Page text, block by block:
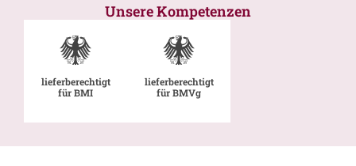
Unsere Kompetenzen
lieferberechtigt
für BMI
lieferberechtigt
für BMVg